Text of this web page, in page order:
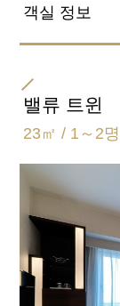
객실 정보
더블
168㎝×195㎝
욕실 유형
풀 세퍼레이트(
밸류 트윈
23㎡ / 1～2명